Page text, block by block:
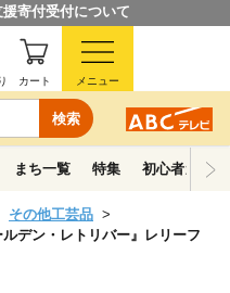
寄付受付について
検索
カート メニュー
まち一覧 特集 初心者ガイド
その他工芸品
デン・レトリバー』レリーフ